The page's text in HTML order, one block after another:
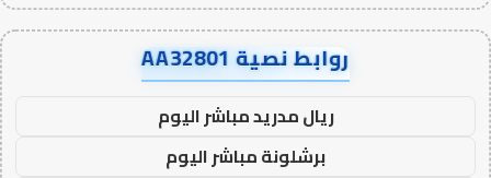
روابط نصية AA32801
ريال مدريد مباشر اليوم
برشلونة مباشر اليوم